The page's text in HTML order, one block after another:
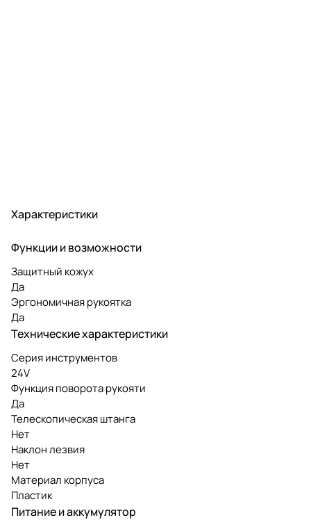
Характеристики
Функции и возможности
Защитный кожух
Да
Эргономичная рукоятка
Да
Технические характеристики
Серия инструментов
24V
Функция поворота рукояти
Да
Телескопическая штанга
Нет
Наклон лезвия
Нет
Материал корпуса
Пластик
Питание и аккумулятор